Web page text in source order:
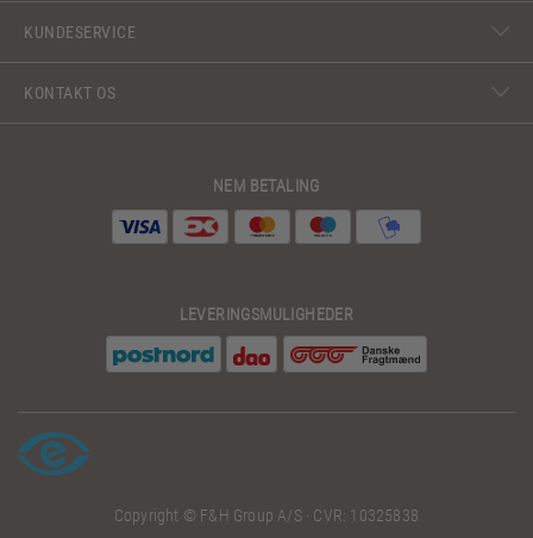
KUNDESERVICE
KONTAKT OS
NEM BETALING
LEVERINGSMULIGHEDER
Copyright © F&H Group A/S · CVR: 10325838